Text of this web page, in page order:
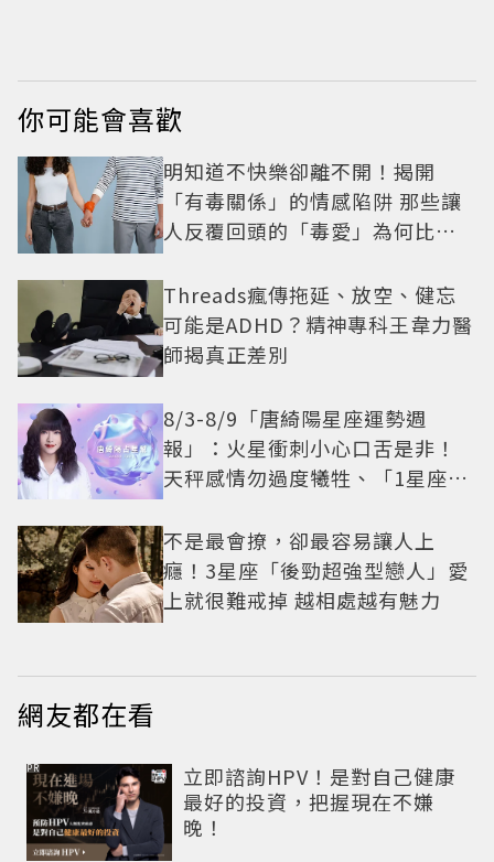
你可能會喜歡
明知道不快樂卻離不開！揭開
「有毒關係」的情感陷阱 那些讓
人反覆回頭的「毒愛」為何比菸
Threads瘋傳拖延、放空、健忘
可能是ADHD？精神專科王韋力醫
師揭真正差別
8/3-8/9「唐綺陽星座運勢週
報」：火星衝刺小心口舌是非！
天秤感情勿過度犧牲、「1星座」
不是最會撩，卻最容易讓人上
癮！3星座「後勁超強型戀人」愛
上就很難戒掉 越相處越有魅力
網友都在看
立即諮詢HPV！是對自己健康
最好的投資，把握現在不嫌
晚！
PR